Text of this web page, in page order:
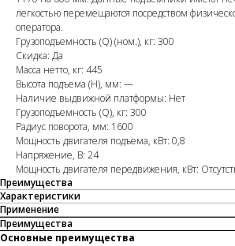
легкостью перемещаются посредством
оператора.
Грузоподъемность (Q) (ном.), кг: 300
Скидка: Да
Масса нетто, кг: 445
Высота подъема (H), мм: —
Наличие выдвижной платформы: Нет
Грузоподъемность (Q), кг: 300
Радиус поворота, мм: 1600
Мощность двигателя подъема, кВт: 0,8
Напряжение, В: 24
Мощность двигателя передвижения, кВт:
Преимущества
Характеристики
Применение
Преимущества
Основные преимущества